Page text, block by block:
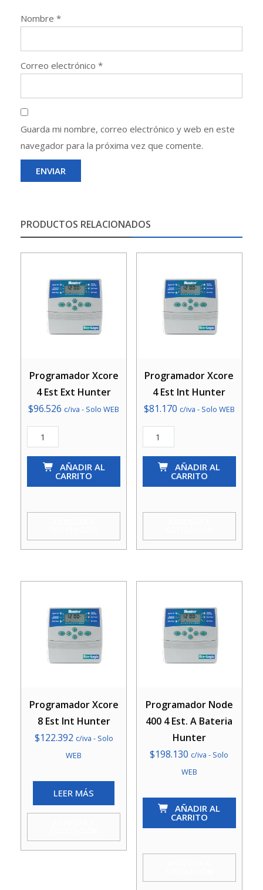
Nombre *
Correo electrónico *
Guarda mi nombre, correo electrónico y web en este
navegador para la próxima vez que comente.
PRODUCTOS RELACIONADOS
Programador Xcore
4 Est Ext Hunter
$96.526 c/iva - Solo WEB
Programador
Xcore
Hunter
AÑADIR AL
CARRITO
Programador Xcore
4 Est Int Hunter
$81.170 c/iva - Solo WEB
Programador
Xcore
Hunter
AÑADIR AL
CARRITO
Programador Xcore
8 Est Int Hunter
$122.392 c/iva - Solo
WEB
LEER MÁS
Programador Node
400 4 Est. A Bateria
Hunter
$198.130 c/iva - Solo
WEB
Programador
Node
400
A
AÑADIR AL
CARRITO